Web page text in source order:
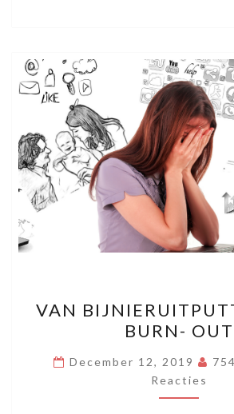
TOT
BURN-
OUT
VAN
BURN- OUT
December 12, 2019
Reacties